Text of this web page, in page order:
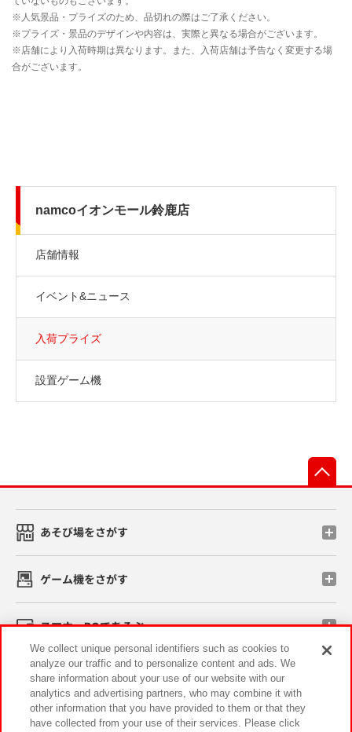
namcoイオンモール鈴鹿店
店舗情報
イベント&ニュース
入荷プライズ
設置ゲーム機
あそび場をさがす
ゲーム機をさがす
スマホ・PCであそぶ
イベント・キャンペーン
We collect unique personal identifiers such as cookies to
analyze our traffic and to personalize content and ads. We
share information about your use of our website with our
analytics and advertising partners, who may combine it with
other information that you have provided to them or that they
have collected from your use of their services. Please click